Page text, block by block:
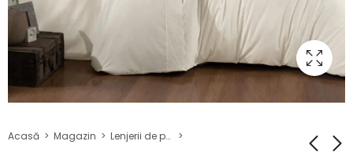
Acasă Magazin Lenjerii de pat Ranforce Butique